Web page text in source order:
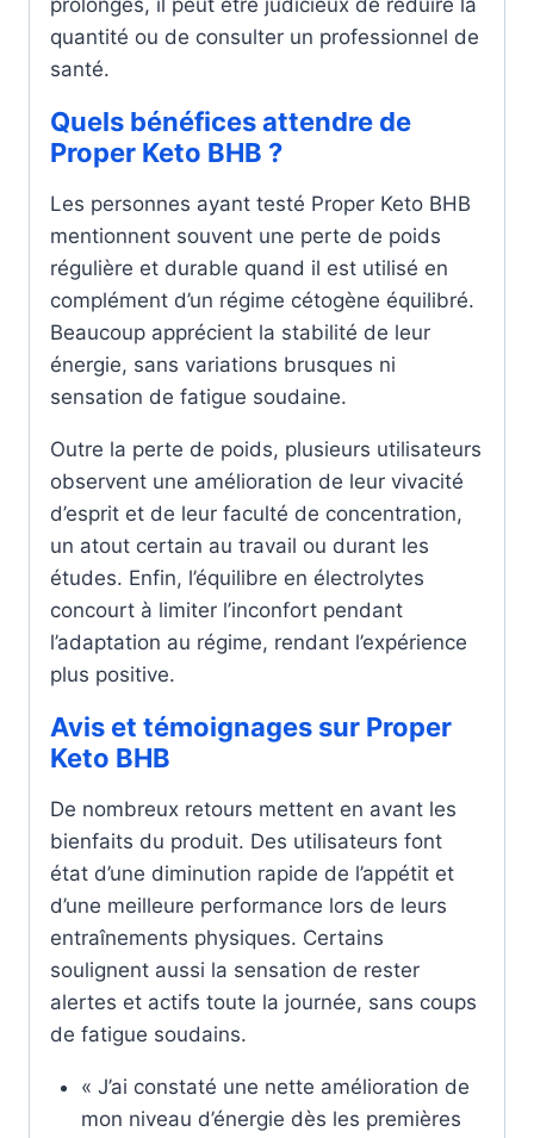
prolongés, il peut être judicieux de réduire la
quantité ou de consulter un professionnel de
santé.
Quels bénéfices attendre de
Proper Keto BHB ?
Les personnes ayant testé Proper Keto BHB
mentionnent souvent une perte de poids
régulière et durable quand il est utilisé en
complément d’un régime cétogène équilibré.
Beaucoup apprécient la stabilité de leur
énergie, sans variations brusques ni
sensation de fatigue soudaine.
Outre la perte de poids, plusieurs utilisateurs
observent une amélioration de leur vivacité
d’esprit et de leur faculté de concentration,
un atout certain au travail ou durant les
études. Enfin, l’équilibre en électrolytes
concourt à limiter l’inconfort pendant
l’adaptation au régime, rendant l’expérience
plus positive.
Avis et témoignages sur Proper
Keto BHB
De nombreux retours mettent en avant les
bienfaits du produit. Des utilisateurs font
état d’une diminution rapide de l’appétit et
d’une meilleure performance lors de leurs
entraînements physiques. Certains
soulignent aussi la sensation de rester
alertes et actifs toute la journée, sans coups
de fatigue soudains.
« J’ai constaté une nette amélioration de
mon niveau d’énergie dès les premières